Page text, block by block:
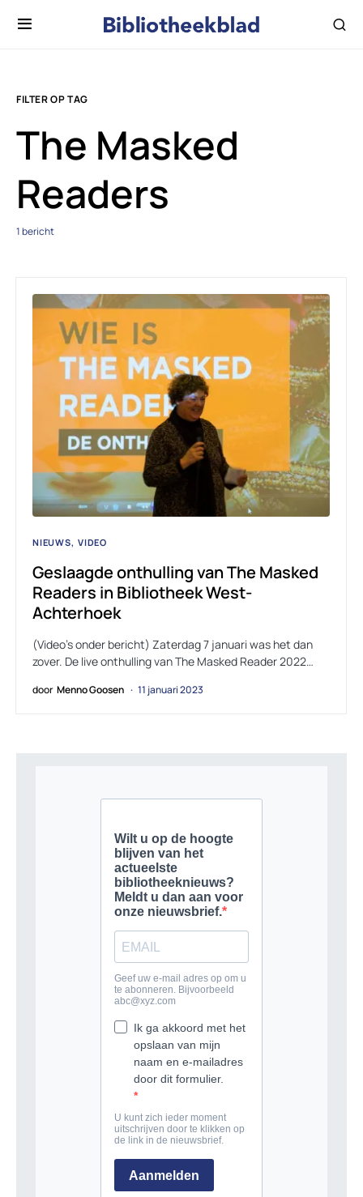
FILTER OP TAG
The Masked
Readers
1 bericht
NIEUWS VIDEO
Geslaagde onthulling van The Masked
Readers in Bibliotheek West-
Achterhoek
(Video’s onder bericht) Zaterdag 7 januari was het dan
zover. De live onthulling van The Masked Reader 2022…
door Menno Goosen 11 januari 2023